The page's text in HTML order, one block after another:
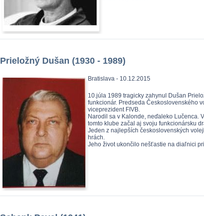
Prieložný Dušan (1930 - 1989)
Bratislava - 10.12.2015
10.júla 1989 tragicky zahynul Dušan
funkcionár. Predseda Československého
viceprezident FIVB.
Narodil sa v Kalonde, neďaleko Lučenca.
tomto klube začal aj svoju funkcionársku
Jeden z najlepších československých
hrách.
Jeho život ukončilo nešťastie na diaľnici